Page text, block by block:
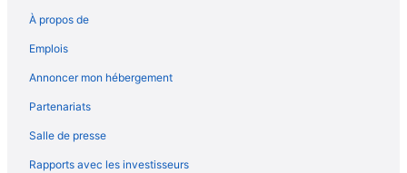
À propos de
Emplois
Annoncer mon hébergement
Partenariats
Salle de presse
Rapports avec les investisseurs